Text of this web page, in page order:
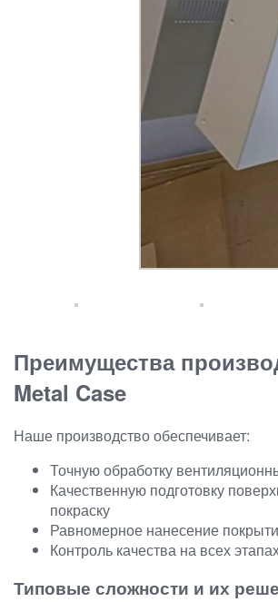
Преимущества
Metal Case
Наше производство обеспечивает:
Точную обработку
Качественную подготовку
покраску
Равномерное нанесение
Контроль качества на всех
Типовые сложности и их